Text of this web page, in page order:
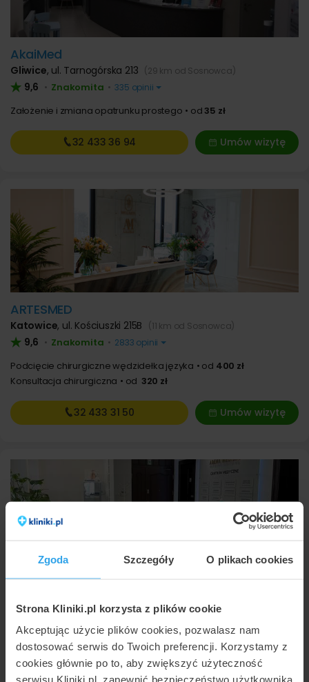
Zgoda Szczegóły O plikach cookies
Strona Kliniki.pl korzysta z plików cookie
Akceptując użycie plików cookies, pozwalasz nam
dostosować serwis do Twoich preferencji. Korzystamy z
cookies głównie po to, aby zwiększyć użyteczność
serwisu Kliniki.pl, zapewnić bezpieczeństwo użytkownika
AkaiMed
Gliwice, ul. Tarnogórska 213 (29 km od Sosnowca)
9,6 • Znakomita • 335 opinii
Założenie i zmiana opatrunku prostego od 35 zł
Umów wizytę
32 433 36 94
ARTESMED
Katowice, ul. Kościuszki 215B (11 km od Sosnowca)
9,6 • Znakomita • 2833 opinii
Podcięcie chirurgiczne wędzidełka języka od 400 zł
Konsultacja chirurgiczna
od 320 zł
Umów wizytę
32 433 31 50
Arena Medical
9,8 • Znakomita•1155 opinii
Leczenie przetoki odbytu laserem od4000 zł
Laserowe usunięcie fałdów okołoodbytniczych
od1600 zł
Leczenie hemoroidów laserem
od3900 zł